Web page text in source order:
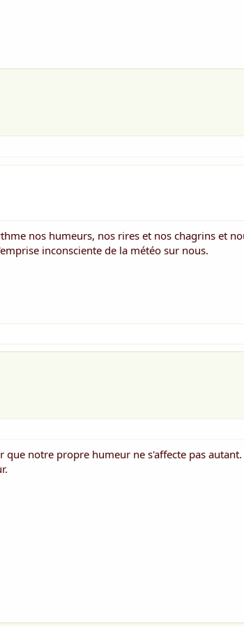
nos humeurs, nos rires et nos chagrins et
inconsciente de la météo sur nous.
notre propre humeur ne s'affecte pas autant.